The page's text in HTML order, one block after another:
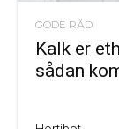
GODE RÅD
Kalk er
sådan